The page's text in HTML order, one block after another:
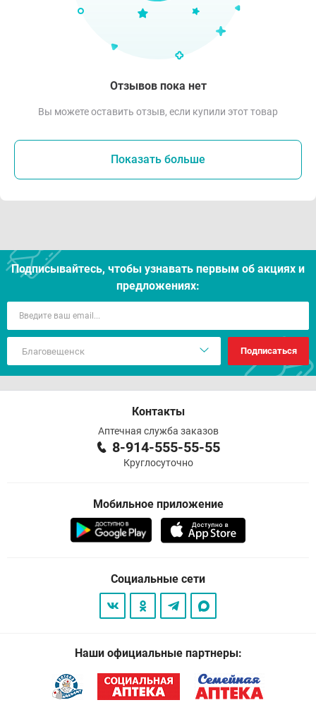
Отзывов пока нет
Вы можете оставить отзыв, если купили этот товар
Показать больше
Подписывайтесь, чтобы узнавать первым об акцияx и
предложениях:
Подписаться
Контакты
Аптечная служба заказов
8-914-555-55-55
Круглосуточно
Мобильное приложение
Социальные сети
Наши официальные партнеры: